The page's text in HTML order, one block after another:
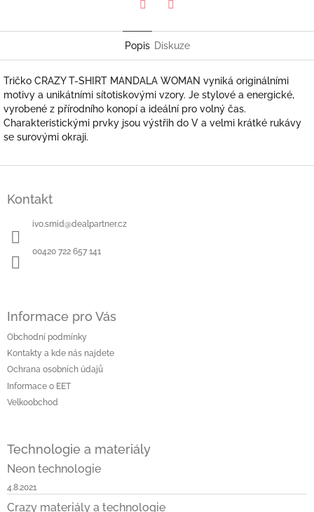
Popis Diskuze
Tričko CRAZY T-SHIRT MANDALA WOMAN vyniká originálními
motivy a unikátními sítotiskovými vzory. Je stylové a energické,
vyrobené z přírodního konopí a ideální pro volný čas.
Charakteristickými prvky jsou výstřih do V a velmi krátké rukávy
se surovými okraji.
Kontakt
ivo.smid@dealpartner.cz
00420 722 657 141
Informace pro Vás
Obchodní podmínky
Kontakty a kde nás najdete
Ochrana osobních údajů
Informace o EET
Velkoobchod
Technologie a materiály
Neon technologie
4.8.2021
Crazy materiály a technologie